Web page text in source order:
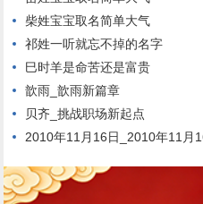
柴姓宝宝取名简单大气
祁姓一听就忘不掉的名字
巳时羊是命苦还是富贵
歆雨_歆雨新篇章
贝齐_挑战职场新起点
2010年11月16日_2010年11月